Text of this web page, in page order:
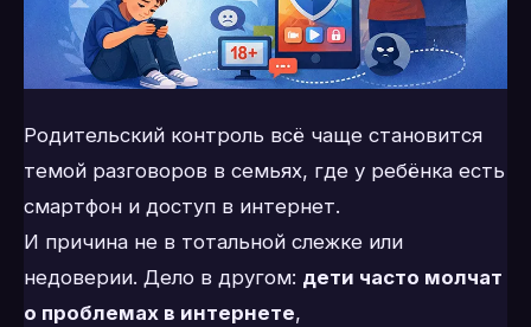
Родительский контроль всё чаще становится
темой разговоров в семьях, где у ребёнка есть
смартфон и доступ в интернет.
И причина не в тотальной слежке или
недоверии. Дело в другом: дети часто молчат
о проблемах в интернете,